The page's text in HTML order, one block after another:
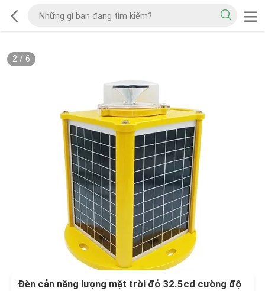
2/ 6
Đèn cản năng lượng mặt trời đỏ 32.5cd cường độ